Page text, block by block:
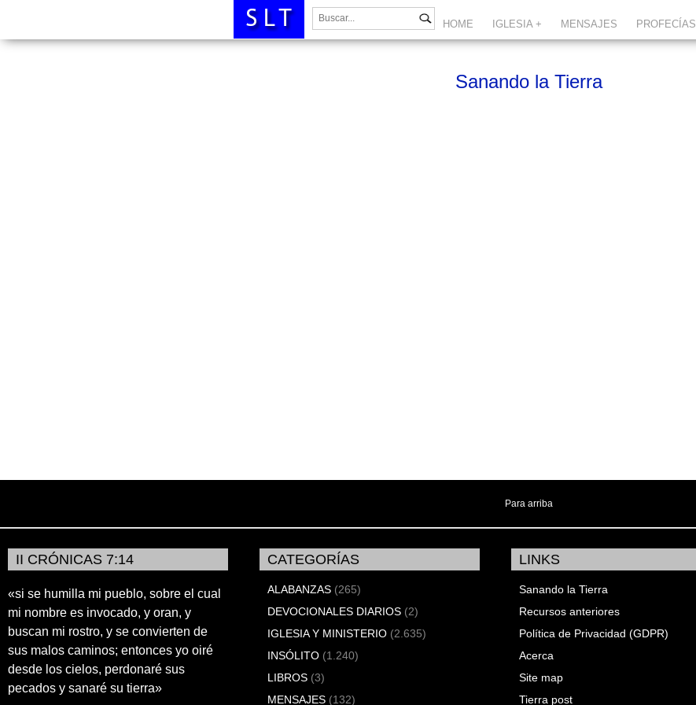
Buscar:
HOME IGLESIA + MENSAJES PROFECÍAS
Sanando la Tierra
Para arriba
II CRÓNICAS 7:14
«si se humilla mi pueblo, sobre el cual
mi nombre es invocado, y oran, y
buscan mi rostro, y se convierten de
sus malos caminos; entonces yo oiré
desde los cielos, perdonaré sus
pecados y sanaré su tierra»
CATEGORÍAS
ALABANZAS (265)
DEVOCIONALES DIARIOS (2)
IGLESIA Y MINISTERIO (2.635)
INSÓLITO (1.240)
LIBROS (3)
MENSAJES (132)
LINKS
Sanando la Tierra
Recursos anteriores
Política de Privacidad (GDPR)
Acerca
Site map
Tierra post